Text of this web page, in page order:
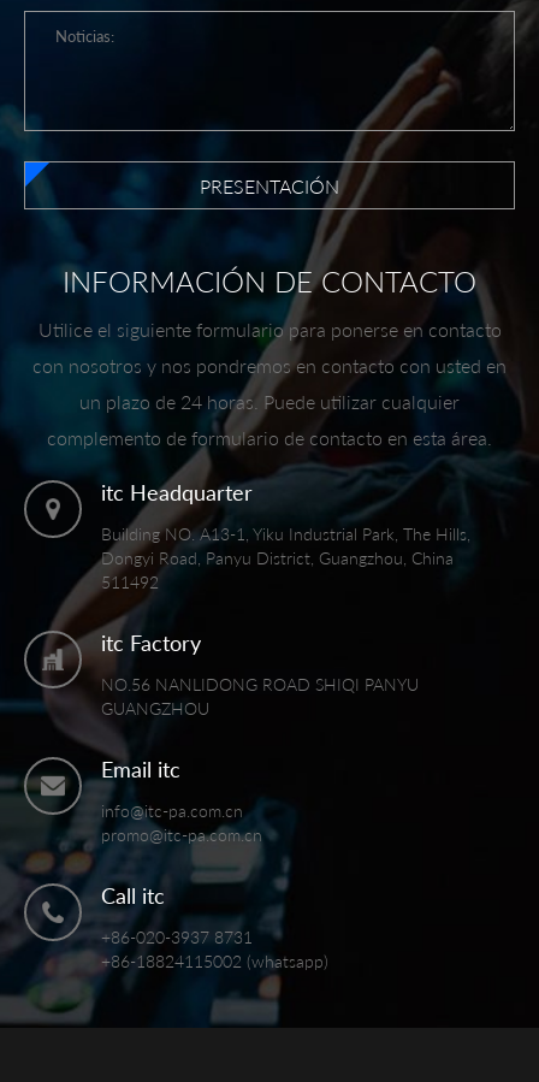
PRESENTACIÓN
INFORMACIÓN DE CONTACTO
Utilice el siguiente formulario para ponerse en contacto
con nosotros y nos pondremos en contacto con usted en
un plazo de 24 horas. Puede utilizar cualquier
complemento de formulario de contacto en esta área.
itc Headquarter
Building NO. A13-1, Yiku Industrial Park, The Hills,
Dongyi Road, Panyu District, Guangzhou, China
511492
itc Factory
NO.56 NANLIDONG ROAD SHIQI PANYU
GUANGZHOU
Email itc
info@itc-pa.com.cn
promo@itc-pa.com.cn
Call itc
+86-020-3937 8731
+86-18824115002 (whatsapp)